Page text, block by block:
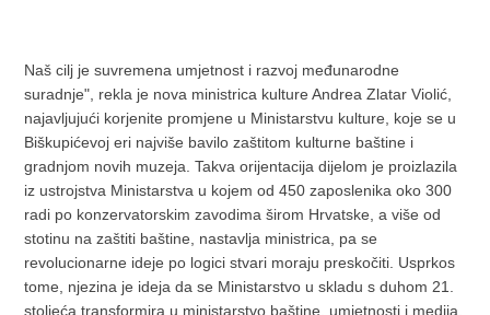
Naš cilj je suvremena umjetnost i razvoj međunarodne
suradnje", rekla je nova ministrica kulture Andrea Zlatar Violić,
najavljujući korjenite promjene u Ministarstvu kulture, koje se u
Biškupićevoj eri najviše bavilo zaštitom kulturne baštine i
gradnjom novih muzeja. Takva orijentacija dijelom je proizlazila
iz ustrojstva Ministarstva u kojem od 450 zaposlenika oko 300
radi po konzervatorskim zavodima širom Hrvatske, a više od
stotinu na zaštiti baštine, nastavlja ministrica, pa se
revolucionarne ideje po logici stvari moraju preskočiti. Usprkos
tome, njezina je ideja da se Ministarstvo u skladu s duhom 21.
stoljeća transformira u ministarstvo baštine, umjetnosti i medija,